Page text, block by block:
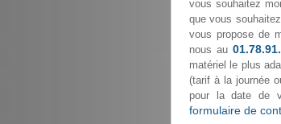
vous souhaitez
que vous
vous propose de
nous au
matériel le plus
(tarif à la journée
pour la date de
formulaire de